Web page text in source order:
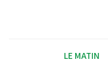
LE MATIN